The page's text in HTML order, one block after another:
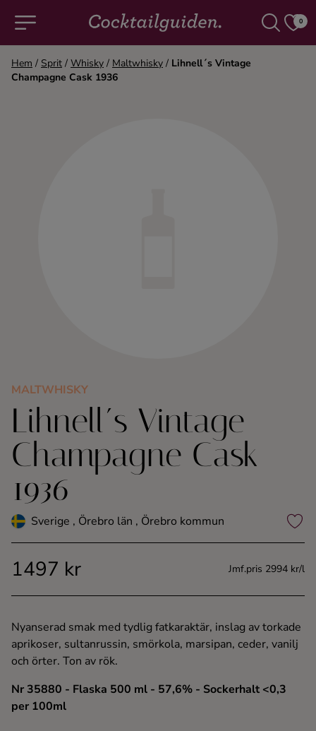
0
COCKTAILS & DRINKAR
Rom
Shots
Tequila
Vodka
Ingredienser
Hem / Sprit / Whisky / Maltwhisky / Lihnell´s Vintage
Champagne Cask 1936
MALTWHISKY
Lihnell´s Vintage
Champagne Cask
1936
Sverige , Örebro län , Örebro kommun
1497 kr Jmf.pris 2994 kr/l
Nyanserad smak med tydlig fatkaraktär, inslag av torkade
aprikoser, sultanrussin, smörkola, marsipan, ceder, vanilj
och örter. Ton av rök.
Nr 35880 - Flaska 500 ml - 57,6% - Sockerhalt <0,3
per 100ml